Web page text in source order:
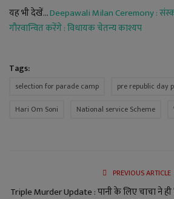
यह भी देखें...Deepawali Milan Ceremony :
गौरवान्वित करेंगे : विधायक चेतन्य काश्यप
Tags:
selection for parade camp
pre republic day
Hari Om Soni
National service Scheme
PREVIOUS ARTICLE
Triple Murder Update : पानी के लिए चाचा ने ही